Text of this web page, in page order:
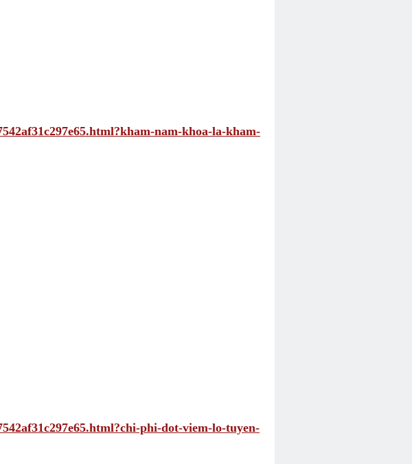
nam-khoa-la-kham-
phi-dot-viem-lo-tuyen-